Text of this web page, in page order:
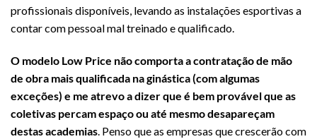
profissionais disponíveis, levando as instalações esportivas a
contar com pessoal mal treinado e qualificado.
O modelo Low Price não comporta a contratação de mão
de obra mais qualificada na ginástica (com algumas
exceções) e me atrevo a dizer que é bem provável que as
coletivas percam espaço ou até mesmo desapareçam
destas academias . Penso que as empresas que crescerão com